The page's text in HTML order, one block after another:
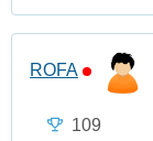
ROFA
109